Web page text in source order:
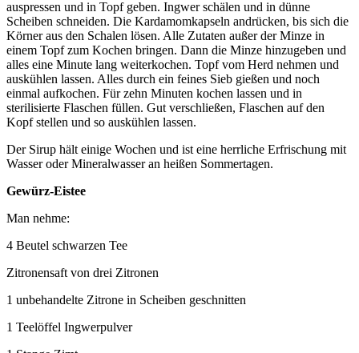
auspressen und in Topf geben. Ingwer schälen und in dünne
Scheiben schneiden. Die Kardamomkapseln andrücken, bis sich die
Körner aus den Schalen lösen. Alle Zutaten außer der Minze in
einem Topf zum Kochen bringen. Dann die Minze hinzugeben und
alles eine Minute lang weiterkochen. Topf vom Herd nehmen und
auskühlen lassen. Alles durch ein feines Sieb gießen und noch
einmal aufkochen. Für zehn Minuten kochen lassen und in
sterilisierte Flaschen füllen. Gut verschließen, Flaschen auf den
Kopf stellen und so auskühlen lassen.
Der Sirup hält einige Wochen und ist eine herrliche Erfrischung mit
Wasser oder Mineralwasser an heißen Sommertagen.
Gewürz-Eistee
Man nehme:
4 Beutel schwarzen Tee
Zitronensaft von drei Zitronen
1 unbehandelte Zitrone in Scheiben geschnitten
1 Teelöffel Ingwerpulver